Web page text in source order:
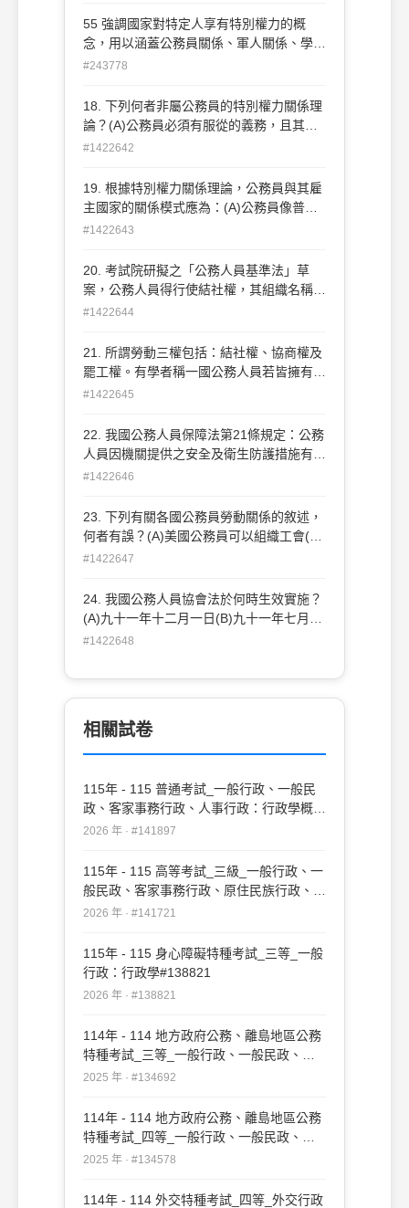
概念權力關係 (D)一般權力關係
55 強調國家對特定人享有特別權力的概
念，用以涵蓋公務員關係、軍人關係、學生
與學校關係、人犯與監獄關係，以及其他營
係，稱之為何？(A)運用權力關係(B)特別權
力關係(C)概念權力關係(D)一般權力關係
#243778
18. 下列何者非屬公務員的特別權力關係理
論？(A)公務員必須有服從的義務，且其工
作之範疇並不確定(B)公務員擁有與民眾同
守規範之公務員可予以懲罰(D)公務員對於
國家機關所頒布的各項法令與內規有服從的
#1422642
19. 根據特別權力關係理論，公務員與其雇
主國家的關係模式應為：(A)公務員像普通
公民一樣，行使憲法所賦予的基本人權，如
罰，除行政救濟外，也可以尋求司法救濟
(C)公務員有服從的義務，且其工作的範疇
#1422643
20. 考試院研擬之「公務人員基準法」草
案，公務人員得行使結社權，其組織名稱
是：(A)公務人員協會(B)公務人員工會(C)
#1422644
21. 所謂勞動三權包括：結社權、協商權及
罷工權。有學者稱一國公務人員若皆擁有此
三種勞動權，即稱為「三腳完全站立的勞動
立的勞動權」？(A)我國(B)德國(C)法國(D)
日本
#1422645
22. 我國公務人員保障法第21條規定：公務
人員因機關提供之安全及衛生防護措施有瑕
疵，致其生命、身體或健康受損時，得依何
家賠償法
#1422646
23. 下列有關各國公務員勞動關係的敘述，
何者有誤？(A)美國公務員可以組織工會(B)
日本公務員有團體交涉權(C)德國公務員有
#1422647
24. 我國公務人員協會法於何時生效實施？
(A)九十一年十二月一日(B)九十一年七月一
日(C)九十二年一月一日(D)九十二年七月一
#1422648
相關試卷
115年 - 115 普通考試_一般行政、一般民
政、客家事務行政、人事行政：行政學概要
#141897
2026 年 · #141897
115年 - 115 高等考試_三級_一般行政、一
般民政、客家事務行政、原住民族行政、人
事行政、法律廉政：行政學#141721
2026 年 · #141721
115年 - 115 身心障礙特種考試_三等_一般
行政：行政學#138821
2026 年 · #138821
114年 - 114 地方政府公務、離島地區公務
特種考試_三等_一般行政、一般民政、原
住民族行政、人事行政、法律廉政：行政學
2025 年 · #134692
114年 - 114 地方政府公務、離島地區公務
特種考試_四等_一般行政、一般民政、客
家事務行政、人事行政：行政學概要
2025 年 · #134578
114年 - 114 外交特種考試_四等_外交行政